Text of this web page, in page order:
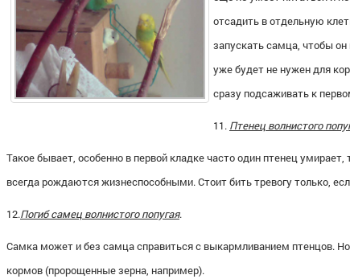
отсадить в отдельную
запускать самца, чтобы
уже будет не нужен для
сразу подсаживать к
11. Птенец волнистого
Такое бывает, особенно в первой кладке часто один птенец
всегда рождаются жизнеспособными. Стоит бить тревогу только,
12.Погиб самец волнистого попугая.
Самка может и без самца справиться с выкармливанием птенцов.
кормов (пророщенные зерна, например).